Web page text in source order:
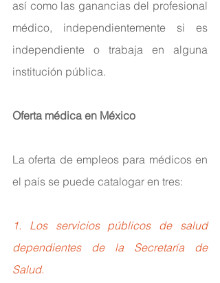
así como las ganancias del profesional
médico, independientemente si es
independiente o trabaja en alguna
institución pública.
Oferta médica en México
La oferta de empleos para médicos en
el país se puede catalogar en tres:
1. Los servicios públicos de salud
dependientes de la Secretaría de
Salud.